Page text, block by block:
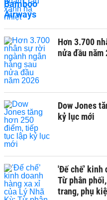
Hơn 3.700
nửa đầu năm
Dow Jones
kỷ lục mới
'Đế chế’ kinh
Từ phân
trang, phụ